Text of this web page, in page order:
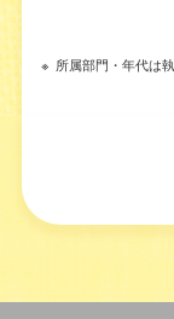
※ 所属部門・年代は